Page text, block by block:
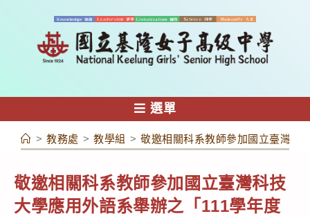
容
選單
> 教務處 > 教學組 > 敬邀相關科系教師參加國立臺灣科
敬邀相關科系教師參加國立臺灣科技
大學應用外語系舉辦之「111學年度